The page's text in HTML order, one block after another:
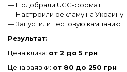
— Подобрали UGC-формат
— Настроили рекламу на Украину
— Запустили тестовую кампанию
Результат:
Цена клика: от 2 до 5 грн
Цена заявки: от 80 до 250 грн